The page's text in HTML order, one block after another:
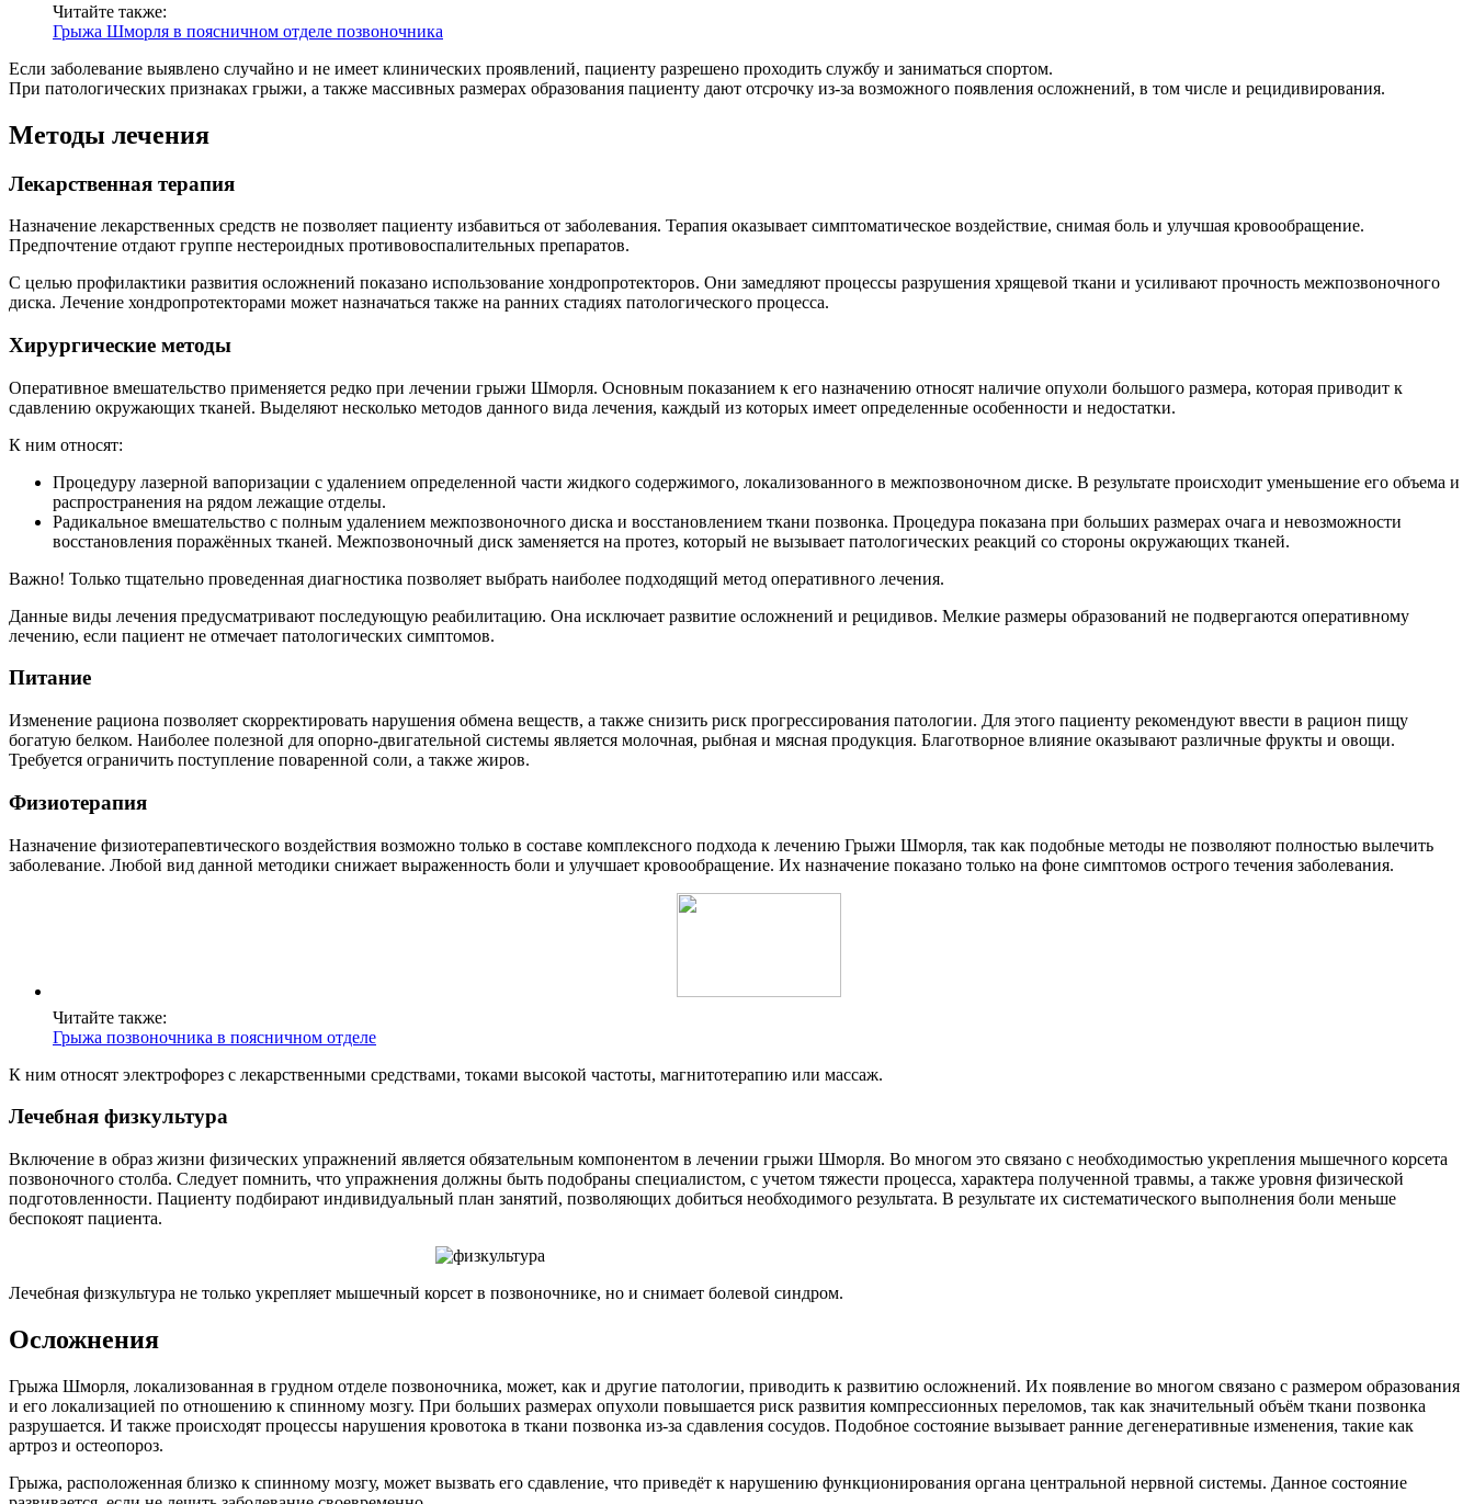
Читайте также:
Грыжа Шморля в поясничном отделе позвоночника
Если заболевание выявлено случайно и не имеет клинических проявлений, пациенту разрешено проходить службу и заниматься спортом.
При патологических признаках грыжи, а также массивных размерах образования пациенту дают отсрочку из-за возможного появления осложнений, в том числе и рецидивирования.
Методы лечения
Лекарственная терапия
Назначение лекарственных средств не позволяет пациенту избавиться от заболевания. Терапия оказывает симптоматическое воздействие, снимая боль и улучшая кровообращение.
Предпочтение отдают группе нестероидных противовоспалительных препаратов.
С целью профилактики развития осложнений показано использование хондропротекторов. Они замедляют процессы разрушения хрящевой ткани и усиливают прочность межпозвоночного
диска. Лечение хондропротекторами может назначаться также на ранних стадиях патологического процесса.
Хирургические методы
Оперативное вмешательство применяется редко при лечении грыжи Шморля. Основным показанием к его назначению относят наличие опухоли большого размера, которая приводит к
сдавлению окружающих тканей. Выделяют несколько методов данного вида лечения, каждый из которых имеет определенные особенности и недостатки.
К ним относят:
Процедуру лазерной вапоризации с удалением определенной части жидкого содержимого, локализованного в межпозвоночном диске. В результате происходит уменьшение его объема и
распространения на рядом лежащие отделы.
Радикальное вмешательство с полным удалением межпозвоночного диска и восстановлением ткани позвонка. Процедура показана при больших размерах очага и невозможности
восстановления поражённых тканей. Межпозвоночный диск заменяется на протез, который не вызывает патологических реакций со стороны окружающих тканей.
Важно! Только тщательно проведенная диагностика позволяет выбрать наиболее подходящий метод оперативного лечения.
Данные виды лечения предусматривают последующую реабилитацию. Она исключает развитие осложнений и рецидивов. Мелкие размеры образований не подвергаются оперативному
лечению, если пациент не отмечает патологических симптомов.
Питание
Изменение рациона позволяет скорректировать нарушения обмена веществ, а также снизить риск прогрессирования патологии. Для этого пациенту рекомендуют ввести в рацион пищу
богатую белком. Наиболее полезной для опорно-двигательной системы является молочная, рыбная и мясная продукция. Благотворное влияние оказывают различные фрукты и овощи.
Требуется ограничить поступление поваренной соли, а также жиров.
Физиотерапия
Назначение физиотерапевтического воздействия возможно только в составе комплексного подхода к лечению Грыжи Шморля, так как подобные методы не позволяют полностью вылечить
заболевание. Любой вид данной методики снижает выраженность боли и улучшает кровообращение. Их назначение показано только на фоне симптомов острого течения заболевания.
Читайте также:
Грыжа позвоночника в поясничном отделе
К ним относят электрофорез с лекарственными средствами, токами высокой частоты, магнитотерапию или массаж.
Лечебная физкультура
Включение в образ жизни физических упражнений является обязательным компонентом в лечении грыжи Шморля. Во многом это связано с необходимостью укрепления мышечного корсета
позвоночного столба. Следует помнить, что упражнения должны быть подобраны специалистом, с учетом тяжести процесса, характера полученной травмы, а также уровня физической
подготовленности. Пациенту подбирают индивидуальный план занятий, позволяющих добиться необходимого результата. В результате их систематического выполнения боли меньше
беспокоят пациента.
Лечебная физкультура не только укрепляет мышечный корсет в позвоночнике, но и снимает болевой синдром.
Осложнения
Грыжа Шморля, локализованная в грудном отделе позвоночника, может, как и другие патологии, приводить к развитию осложнений. Их появление во многом связано с размером образования
и его локализацией по отношению к спинному мозгу. При больших размерах опухоли повышается риск развития компрессионных переломов, так как значительный объём ткани позвонка
разрушается. И также происходят процессы нарушения кровотока в ткани позвонка из-за сдавления сосудов. Подобное состояние вызывает ранние дегенеративные изменения, такие как
артроз и остеопороз.
Грыжа, расположенная близко к спинному мозгу, может вызвать его сдавление, что приведёт к нарушению функционирования органа центральной нервной системы. Данное состояние